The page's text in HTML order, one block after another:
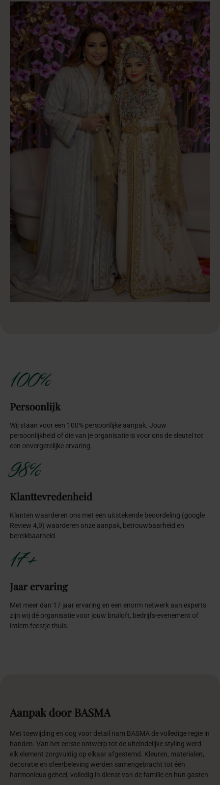
100%
Persoonlijk
Wij staan voor een 100% persoonlijke aanpak. Jouw
persoonlijkheid of die van je organisatie is voor ons de sleutel tot
een onvergetelijke ervaring.
98%
Klanttevredenheid
Klanten waarderen ons met een uitstekende beoordeling (google
Review 4,9) waarderen onze aanpak, betrouwbaarheid en
bereikbaarheid.
17+
Jaar ervaring
Met meer dan 17 jaar ervaring en een enorm netwerk aan experts
zijn wij dé organisatie voor jouw bruiloft, bedrijfs-evenement of
intiem feestje thuis.
Aanpak door BASMA
Met toewijding en oog voor detail nam BASMA de volledige regie in
handen. Van het eerste ontwerp tot de uiteindelijke styling werd
elk element zorgvuldig op elkaar afgestemd. Kleuren, materialen,
decoratie en sfeerbeleving werden samengebracht tot één
harmonieus geheel, volledig in dienst van de familie en hun gasten.